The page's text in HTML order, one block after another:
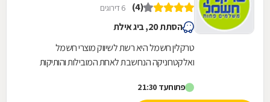
(4) 6 דירוגים
הסתת 20, ביג אילת
טרקלין חשמל היא רשת לשיווק מוצרי חשמל
ואלקטרוניקה הנחשבת לאחת המובילות והותיקות
לרבות טלוויזיות,...
פתוחעד 21:30